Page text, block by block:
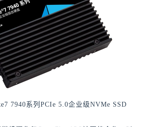
7940系列PCIe 5.0企业级NVMe SSD